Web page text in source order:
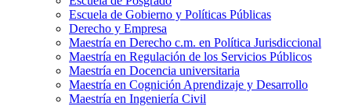
Escuela de Gobierno y Políticas Públicas
Derecho y Empresa
Maestría en Derecho c.m. en Política Jurisdiccional
Maestría en Regulación de los Servicios Públicos
Maestría en Docencia universitaria
Maestría en Cognición Aprendizaje y Desarrollo
Maestría en Ingeniería Civil